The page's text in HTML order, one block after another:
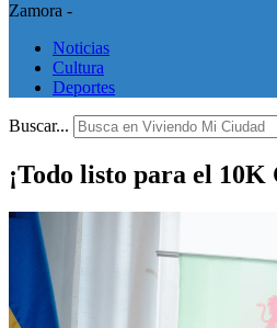
Zamora -
Noticias
Cultura
Deportes
Buscar...
¡Todo listo para el